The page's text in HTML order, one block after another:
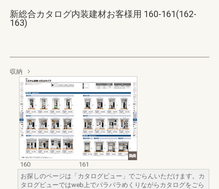
新総合カタログ内装建材お客様用 160-161(162-
163)
収納
160
161
お探しのページは「カタログビュー」でごらんいただけます。カ
タログビューではweb上でパラパラめくりながらカタログをごら